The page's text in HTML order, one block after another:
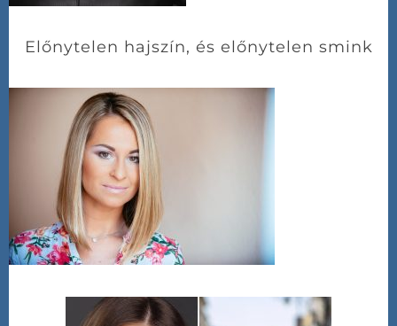
Előnytelen hajszín, és előnytelen smink